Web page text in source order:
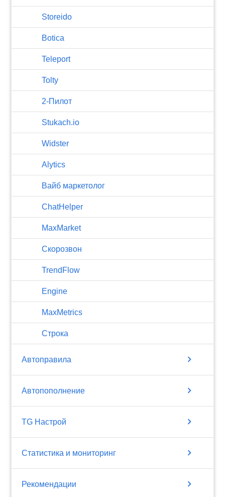
Storeido
Botica
Teleport
Tolty
2-Пилот
Stukach.io
Widster
Alytics
Вайб маркетолог
ChatHelper
MaxMarket
Скорозвон
TrendFlow
Engine
MaxMetrics
Строка
Автоправила chevron_right
Автопополнение chevron_right
TG Настрой chevron_right
Статистика и мониторинг chevron_right
Рекомендации chevron_right